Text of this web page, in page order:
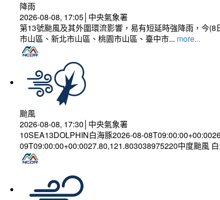
降雨
2026-08-08, 17:05│中央氣象署
第13號颱風及其外圍環流影響，易有短延時強降雨，今
市山區、新北市山區、桃園市山區、臺中市... more...
颱風
2026-08-08, 17:30│中央氣象署
10SEA13DOLPHIN白海豚2026-08-
09T09:00:00+00:0027.80,121.803038975220中度颱風